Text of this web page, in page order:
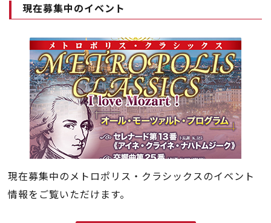
現在募集中のイベント
現在募集中のメトロポリス・クラシックスのイベント
情報をご覧いただけます。